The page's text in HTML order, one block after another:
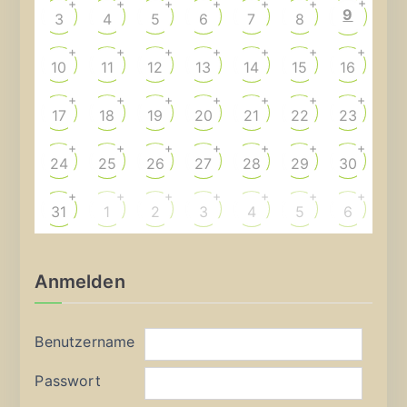
3
+
4
+
5
+
6
+
7
+
8
+
9
10
+
11
+
12
+
13
+
14
+
15
+
16
+
17
+
18
+
19
+
20
+
21
+
22
+
23
+
24
+
25
+
26
+
27
+
28
+
29
+
30
+
31
+
1
+
2
+
3
+
4
+
5
+
6
+
Anmelden
Benutzername
Passwort